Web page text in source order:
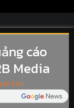
cáo
Media
Lam